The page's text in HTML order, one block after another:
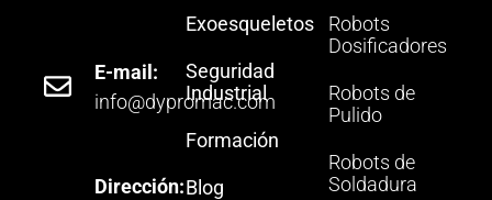
E-mail:
info@dypromac.com
Dirección:
Exoesqueletos
Seguridad
Industrial
Formación
Blog
Robots
Dosificadores
Robots de
Pulido
Robots de
Soldadura